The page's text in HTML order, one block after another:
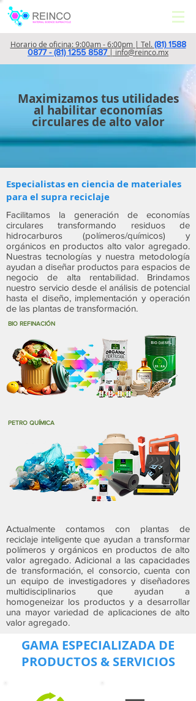
Horario de oficina: 9:00am - 6:00pm | Tel. (81) 1588
0877 - (81) 1255 8587| info@reinco.mx
Maximizamos tus utilidades
al habilitar economías
circulares de alto valor
Especialistas en ciencia de materiales
para el supra reciclaje
Facilitamos la generación de economías
circulares transformando residuos de
hidrocarburos (polímeros/químicos) y
orgánicos en productos alto valor agregado.
Nuestras tecnologías y nuestra metodología
ayudan a diseñar productos para espacios de
negocio de alta rentabilidad. Brindamos
nuestro servicio desde el análisis de potencial
hasta el diseño, implementación y operación
de las plantas de transformación.
BIO REFINACIÓN
PETRO QUÍMICA
Actualmente contamos con plantas de
reciclaje inteligente que ayudan a transformar
polímeros y orgánicos en productos de alto
valor agregado. Adicional a las capacidades
de transformación, el consorcio, cuenta con
un equipo de investigadores y diseñadores
multidisciplinarios que ayudan a
homogeneizar los productos y a desarrollar
una mayor variedad de aplicaciones de alto
valor agregado.
GAMA ESPECIALIZADA DE
PRODUCTOS & SERVICIOS